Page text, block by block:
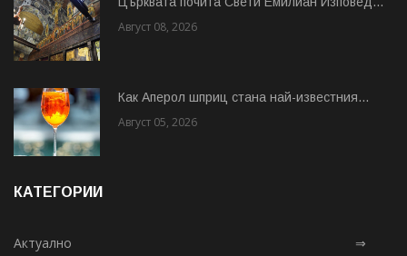
Август 08, 2026
Как Аперол шприц стана най-известния...
Август 05, 2026
КАТЕГОРИИ
Актуално ⇒